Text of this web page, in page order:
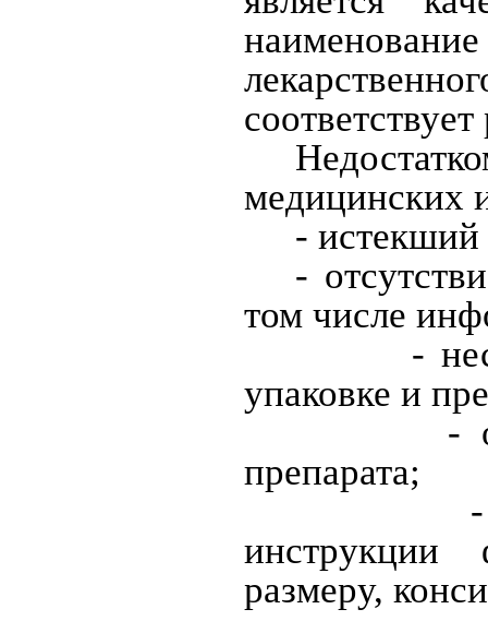
медицинских
- истекший
-
том числе
-
упаковке и
-
препарата;
-
инструкции
размеру,